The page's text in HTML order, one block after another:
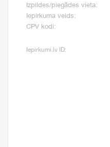
Izpildes/piegādes vieta:
Iepirkuma veids:
CPV kodi:
Iepirkumi.lv ID: